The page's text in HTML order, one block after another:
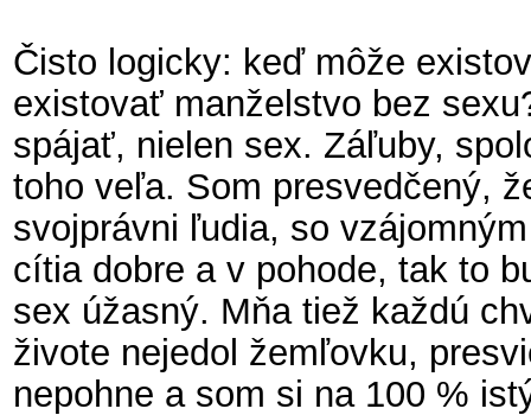
Čisto logicky: keď môže
existovať manželstvo bez
spájať, nielen sex. Záľuby,
toho veľa. Som presvedčený,
svojprávni ľudia, so
cítia dobre a v pohode, tak to
sex úžasný. Mňa tiež každú
živote nejedol žemľovku,
nepohne a som si na 100 %